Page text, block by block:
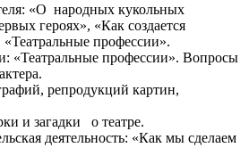
«О народных кукольных
героях», «Как создается
профессии».
«Театральные профессии». Вопросы
репродукций картин,
и загадки о театре.
деятельность: «Как мы сделаем